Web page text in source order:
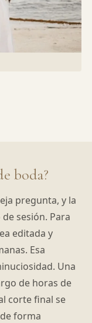
boda?
pregunta, y la
sesión. Para
editada y
Esa
Una
de horas de
corte final se
forma